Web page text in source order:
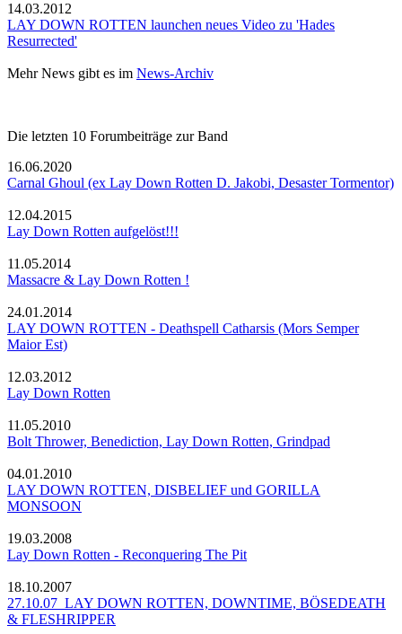
14.03.2012
LAY DOWN ROTTEN launchen neues Video zu 'Hades
Resurrected'
Mehr News gibt es im News-Archiv
Die letzten 10 Forumbeiträge zur Band
16.06.2020
Carnal Ghoul (ex Lay Down Rotten D. Jakobi, Desaster Tormentor)
12.04.2015
Lay Down Rotten aufgelöst!!!
11.05.2014
Massacre & Lay Down Rotten !
24.01.2014
LAY DOWN ROTTEN - Deathspell Catharsis (Mors Semper
Maior Est)
12.03.2012
Lay Down Rotten
11.05.2010
Bolt Thrower, Benediction, Lay Down Rotten, Grindpad
04.01.2010
LAY DOWN ROTTEN, DISBELIEF und GORILLA
MONSOON
19.03.2008
Lay Down Rotten - Reconquering The Pit
18.10.2007
27.10.07 LAY DOWN ROTTEN, DOWNTIME, BÖSEDEATH
& FLESHRIPPER